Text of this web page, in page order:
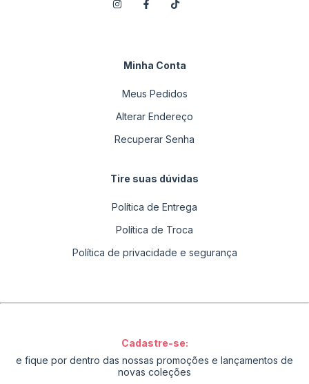
Minha Conta
Meus Pedidos
Alterar Endereço
Recuperar Senha
Tire suas dúvidas
Política de Entrega
Política de Troca
Política de privacidade e segurança
Cadastre-se:
e fique por dentro das nossas promoções e lançamentos de
novas coleções